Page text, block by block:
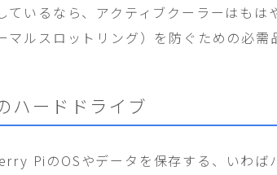
ているなら、アクティブクーラーはもは
ルスロットリング）を防ぐための必需
ハードドライブ
PiのOSやデータを保存する、いわば